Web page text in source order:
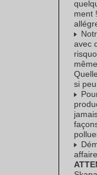
ment
avec
si